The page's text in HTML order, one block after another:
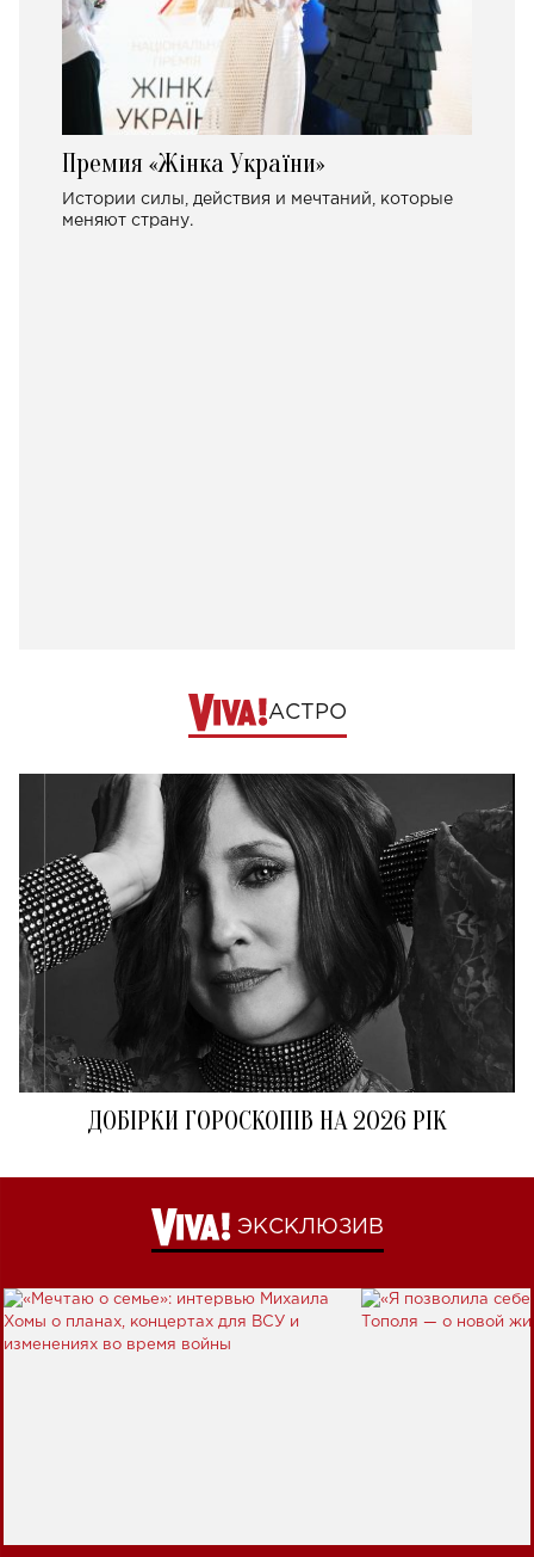
Премия «Жінка України»
Истории силы, действия и мечтаний, которые
меняют страну.
АСТРО
ДОБІРКИ ГОРОСКОПІВ НА 2026 РІК
ЭКСКЛЮЗИВ